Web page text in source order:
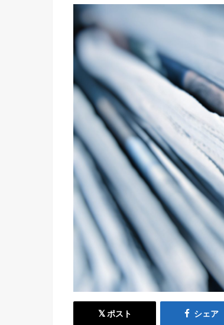
ポスト シェア